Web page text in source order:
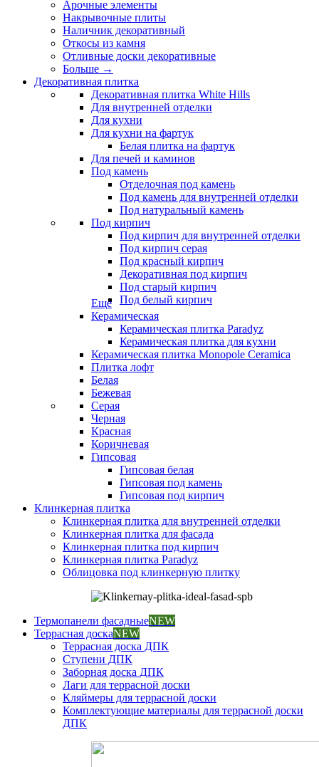
Арочные элементы
Накрывочные плиты
Наличник декоративный
Откосы из камня
Отливные доски декоративные
Больше →
Декоративная плитка
Декоративная плитка White Hills
Для внутренней отделки
Для кухни
Для кухни на фартук
Белая плитка на фартук
Для печей и каминов
Под камень
Отделочная под камень
Под камень для внутренней отделки
Под натуральный камень
Под кирпич
Под кирпич для внутренней отделки
Под кирпич серая
Под красный кирпич
Декоративная под кирпич
Под старый кирпич
Под белый кирпич
Еще
Керамическая
Керамическая плитка Paradyz
Керамическая плитка для кухни
Керамическая плитка Monopole Ceramica
Плитка лофт
Белая
Бежевая
Серая
Черная
Красная
Коричневая
Гипсовая
Гипсовая белая
Гипсовая под камень
Гипсовая под кирпич
Клинкерная плитка
Клинкерная плитка для внутренней отделки
Клинкерная плитка для фасада
Клинкерная плитка под кирпич
Клинкерная плитка Paradyz
Облицовка под клинкерную плитку
Термопанели фасадныеNEW
Террасная доскаNEW
Террасная доска ДПК
Ступени ДПК
Заборная доска ДПК
Лаги для террасной доски
Кляймеры для террасной доски
Комплектующие материалы для террасной доски
ДПК